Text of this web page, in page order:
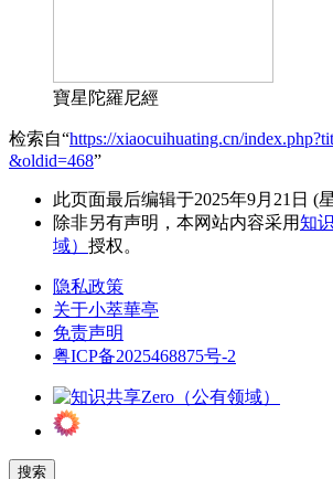
寶星陀羅尼經
检索自“https://xiaocuihuating.cn/
&oldid=468”
此页面最后编辑于2025年9月21日 (
除非另有声明，本网站内容采用知
域） 授权。
隐私政策
关于小萃華亭
免责声明
粤ICP备2025468875号-2
搜索